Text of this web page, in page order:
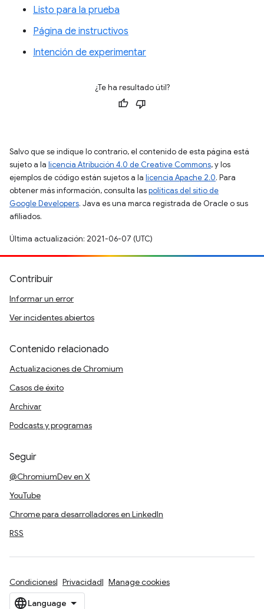
Listo para la prueba
Página de instructivos
Intención de experimentar
¿Te ha resultado útil?
Salvo que se indique lo contrario, el contenido de esta página está
sujeto a la licencia Atribución 4.0 de Creative Commons, y los
ejemplos de código están sujetos a la licencia Apache 2.0. Para
obtener más información, consulta laspolíticas del sitio de
Google Developers. Java es una marca registrada de Oracle o sus
afiliados.
Última actualización: 2021-06-07 (UTC)
Contribuir
Informar un error
Ver incidentes abiertos
Contenido relacionado
Actualizaciones de Chromium
Casos de éxito
Archivar
Podcasts y programas
Seguir
@ChromiumDev en X
YouTube
Chrome para desarrolladores en LinkedIn
RSS
Condiciones Privacidad Manage cookies